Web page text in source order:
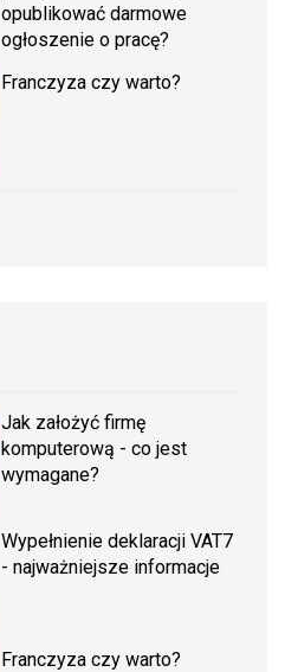
opublikować darmowe
ogłoszenie o pracę?
Franczyza czy warto?
Jak założyć firmę
komputerową - co jest
wymagane?
Wypełnienie deklaracji VAT7
- najważniejsze informacje
Franczyza czy warto?